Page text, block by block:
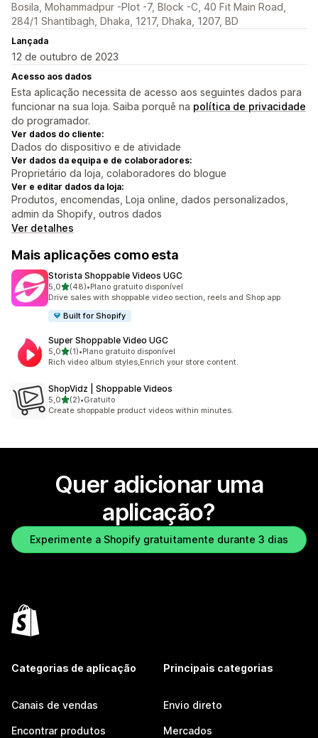
Bosila, Mohammadpur -Plot -7, Block -C, 40 Fit Main Road,
284/1 Shantibagh, Dhaka, 1217, Dhaka, 1207, BD
Lançada
12 de outubro de 2023
Acesso aos dados
Esta aplicação necessita de acesso aos seguintes dados para
funcionar na sua loja. Saiba porquê na política de privacidade
do programador.
Ver dados do cliente:
Dados do dispositivo e de atividade
Ver dados da equipa e de colaboradores:
Proprietário da loja, colaboradores do blogue
Ver e editar dados da loja:
Produtos, encomendas, Loja online, dados personalizados,
admin da Shopify, outros dados
Ver detalhes
Mais aplicações como esta
Storista Shoppable Videos UGC
5,0de 5 estrelas
(48)
48 total de avaliações
•Plano gratuito disponível
Drive sales with shoppable video section, reels and Shop app
Built for Shopify
Super Shoppable Video UGC
5,0de 5 estrelas
(1)
1 total de avaliações
•Plano gratuito disponível
Rich video album styles,Enrich your store content.
ShopVidz | Shoppable Videos
5,0de 5 estrelas
(2)
2 total de avaliações
•Gratuito
Create shoppable product videos within minutes.
Quer adicionar uma
aplicação?
Experimente a Shopify gratuitamente durante 3 dias
Categorias de aplicação
Canais de vendas
Encontrar produtos
Principais categorias
Envio direto
Mercados